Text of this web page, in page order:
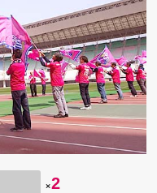
×2